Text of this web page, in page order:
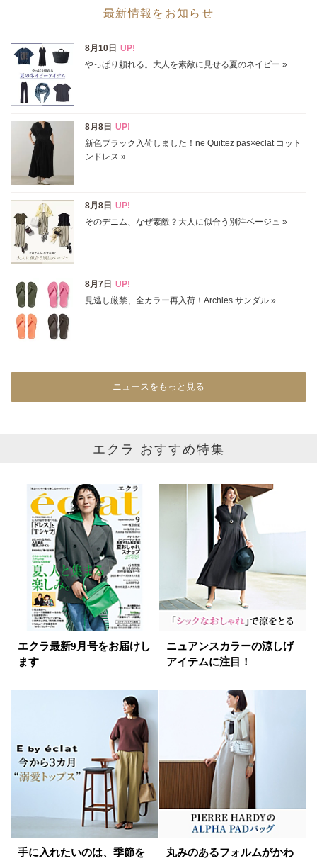
円～ 円
表示オプション
すべて
SALE商品
再入荷
在庫あり
カラー
ホワイト
ベージュ
パープル グリーン ブルー
最新情報をお知らせ
ニュースをもっと見る
エクラ おすすめ特集
エクラ最新9月号をお届けし
ます
ニュアンスカラーの涼しげ
アイテムに注目！
手に入れたいのは、季節を
丸みのあるフォルムがかわ